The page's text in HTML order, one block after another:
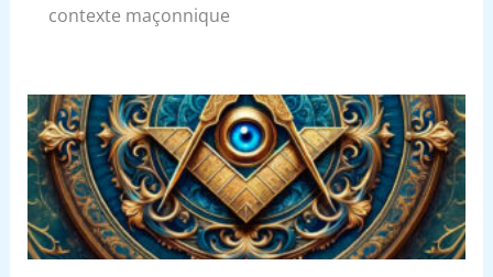
contexte maçonnique